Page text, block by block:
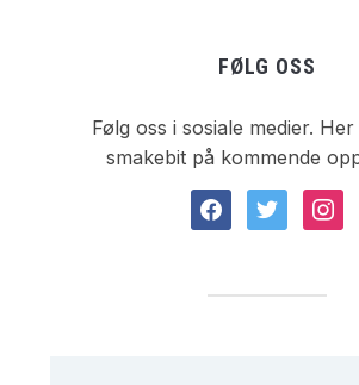
FØLG OSS
Følg oss i sosiale medier.
smakebit på kommende
facebooktwitter